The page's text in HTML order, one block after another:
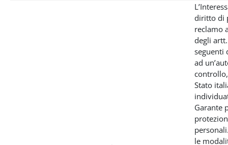
diritto di
reclamo
degli
seguenti
ad
Stato
Garante
le